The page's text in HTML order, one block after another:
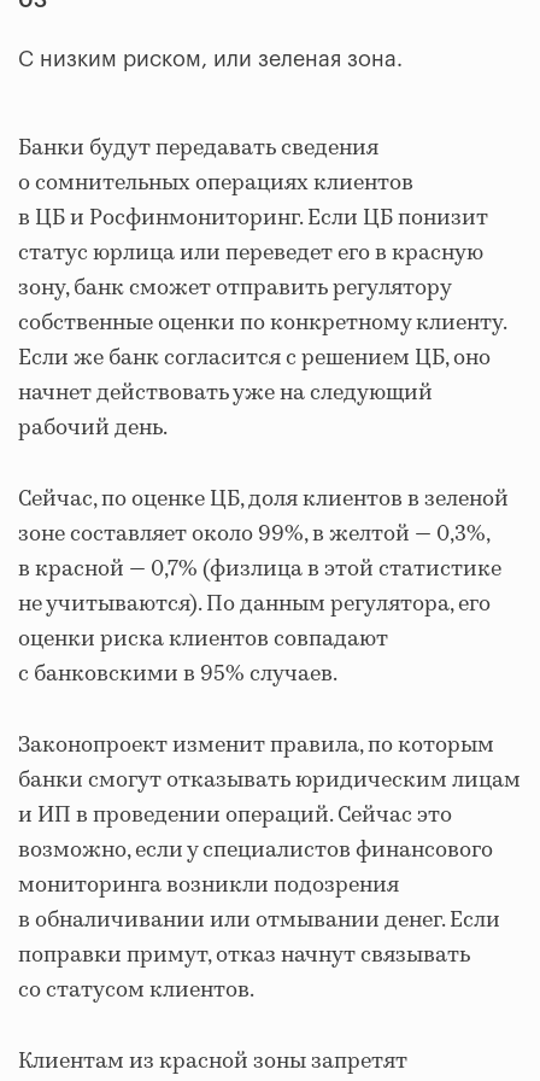
С низким риском, или зеленая зона.
Банки будут передавать сведения
о сомнительных операциях клиентов
в ЦБ и Росфинмониторинг. Если ЦБ понизит
статус юрлица или переведет его в красную
зону, банк сможет отправить регулятору
собственные оценки по конкретному клиенту.
Если же банк согласится с решением ЦБ, оно
начнет действовать уже на следующий
рабочий день.
Сейчас, по оценке ЦБ, доля клиентов в зеленой
зоне составляет около 99%, в желтой — 0,3%,
в красной — 0,7% (физлица в этой статистике
не учитываются). По данным регулятора, его
оценки риска клиентов совпадают
с банковскими в 95% случаев.
Законопроект изменит правила, по которым
банки смогут отказывать юридическим лицам
и ИП в проведении операций. Сейчас это
возможно, если у специалистов финансового
мониторинга возникли подозрения
в обналичивании или отмывании денег. Если
поправки примут, отказ начнут связывать
со статусом клиентов.
Клиентам из красной зоны запретят